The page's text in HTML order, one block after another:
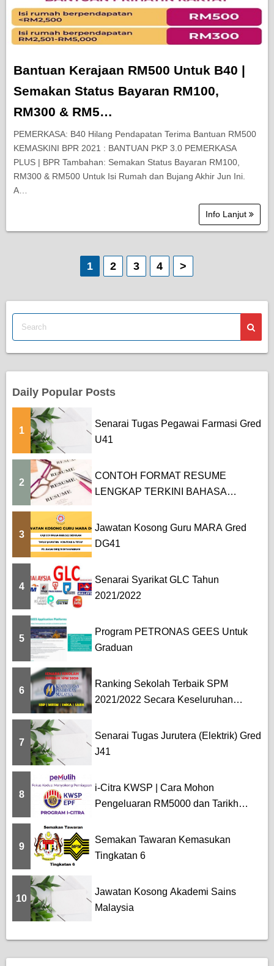
Bantuan Kerajaan RM500 Untuk B40 |
Semakan Status Bayaran RM100,
RM300 & RM5…
PEMERKASA: B40 Hilang Pendapatan Terima Bantuan RM500
KEMASKINI BPR 2021 : BANTUAN PKP 3.0 PEMERKASA
PLUS | BPR Tambahan: Semakan Status Bayaran RM100,
RM300 & RM500 Untuk Isi Rumah dan Bujang Akhir Jun Ini.
A…
Info Lanjut
s
p
a
a
1 2 3 4 >
Daily Popular Posts
1
Senarai Tugas Pegawai Farmasi Gred
U41
2
CONTOH FORMAT RESUME
LENGKAP TERKINI BAHASA
3
Jawatan Kosong Guru MARA Gred
DG41
4
Senarai Syarikat GLC Tahun
2021/2022
5
Program PETRONAS GEES Untuk
Graduan
6
Ranking Sekolah Terbaik SPM
2021/2022 Secara Keseluruhan
7
Senarai Tugas Jurutera (Elektrik) Gred
J41
8
i-Citra KWSP | Cara Mohon
Pengeluaran RM5000 dan Tarikh
9
Semakan Tawaran Kemasukan
Tingkatan 6
10
Jawatan Kosong Akademi Sains
Malaysia